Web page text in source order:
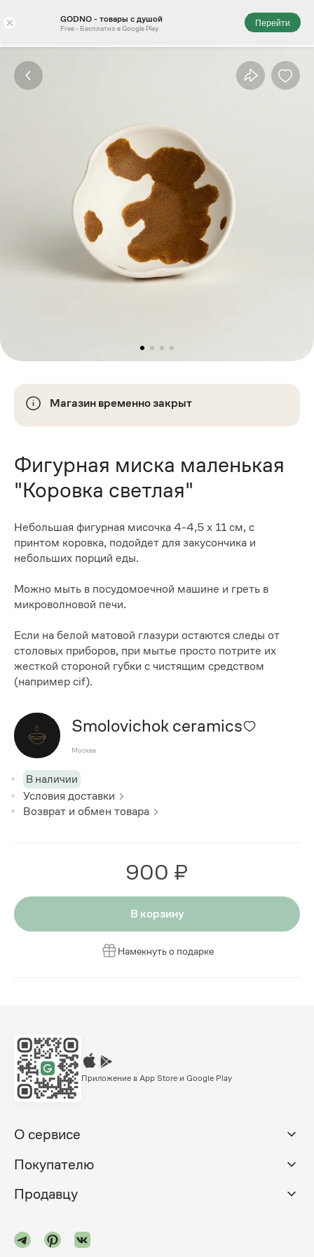
× GODNO - товары с душой
Free - Бесплатно в Google Play
Перейти
Магазин временно закрыт
Фигурная миска маленькая
"Коровка светлая"
Небольшая фигурная мисочка 4-4,5 х 11 см, с
принтом коровка, подойдет для закусончика и
небольших порций еды.
Можно мыть в посудомоечной машине и греть в
микроволновой печи.
Если на белой матовой глазури остаются следы от
столовых приборов, при мытье просто потрите их
жесткой стороной губки с чистящим средством
(например cif).
Smolovichok ceramics
Москва
В наличии
Условия доставки
Возврат и обмен товара
900 ₽
В корзину
Намекнуть о подарке
Приложение в App Store и Google Play
О сервисе
Покупателю
Продавцу